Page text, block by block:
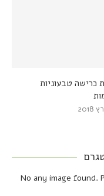
כרישה טבעוניות
No any image found.